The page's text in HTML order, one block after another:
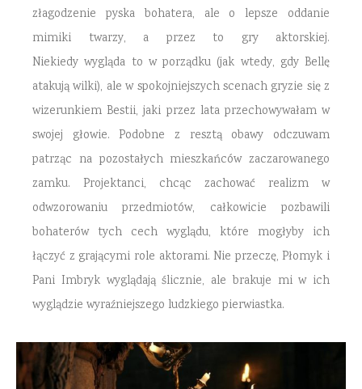
złagodzenie pyska bohatera, ale o lepsze oddanie
mimiki twarzy, a przez to gry aktorskiej.
Niekiedy wygląda to w porządku (jak wtedy, gdy Bellę
atakują wilki), ale w spokojniejszych scenach gryzie się z
wizerunkiem Bestii, jaki przez lata przechowywałam w
swojej głowie. Podobne z resztą obawy odczuwam
patrząc na pozostałych mieszkańców zaczarowanego
zamku. Projektanci, chcąc zachować realizm w
odwzorowaniu przedmiotów, całkowicie pozbawili
bohaterów tych cech wyglądu, które mogłyby ich
łączyć z grającymi role aktorami. Nie przeczę, Płomyk i
Pani Imbryk wyglądają ślicznie, ale brakuje mi w ich
wyglądzie wyraźniejszego ludzkiego pierwiastka.